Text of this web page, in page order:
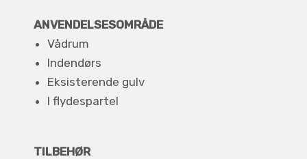
ANVENDELSESOMRÅDE
Vådrum
Indendørs
Eksisterende gulv
I flydespartel
TILBEHØR